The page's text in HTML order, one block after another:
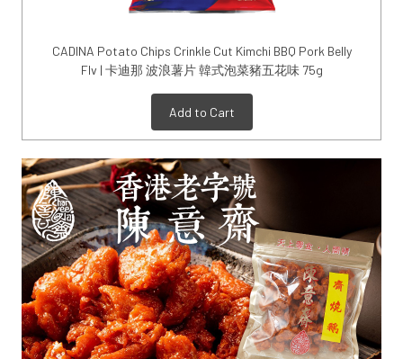
CADINA Potato Chips Crinkle Cut Kimchi BBQ Pork Belly
Flv | 卡迪那 波浪薯片 韓式泡菜豬五花味 75g
Add to Cart